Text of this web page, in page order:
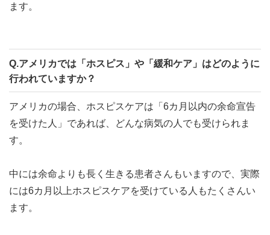
ます。
Q.アメリカでは「ホスピス」や「緩和ケア」はどのように
行われていますか？
アメリカの場合、ホスピスケアは「6カ月以内の余命宣告
を受けた人」であれば、どんな病気の人でも受けられま
す。
中には余命よりも長く生きる患者さんもいますので、実際
には6カ月以上ホスピスケアを受けている人もたくさんい
ます。